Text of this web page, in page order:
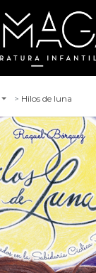
Hilos de luna